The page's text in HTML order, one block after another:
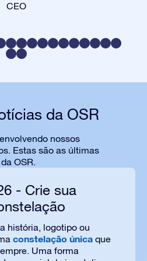
CEO
da OSR
nossos
Estas são as últimas
OSR.
- Crie sua
história, logotipo ou
constelação única que
Uma forma